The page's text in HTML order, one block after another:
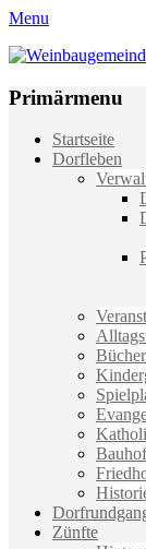
Menu
Weinbaugemeinde
Primärmenu
Weiter
zum
Startseite
Dorfleben
Zünfte